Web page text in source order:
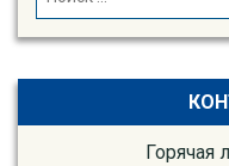
for:
Горячая